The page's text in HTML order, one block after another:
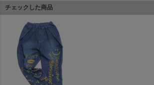
チェックした商品